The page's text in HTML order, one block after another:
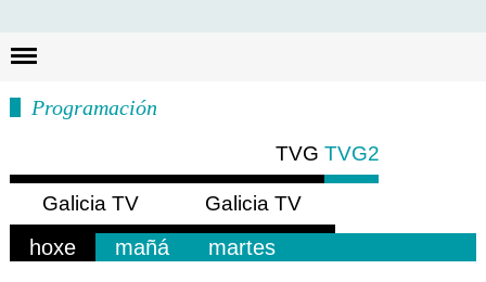
Programación
TVG TVG2
Galicia TV
Europa
Galicia TV
América
hoxe mañá martes